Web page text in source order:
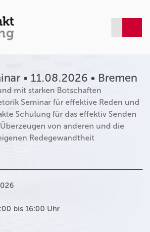
• 11.08.2026 • Bremen
mit starken Botschaften
Seminar für effektive Reden und
Schulung für das effektiv Senden
von anderen und die
Redegewandtheit
bis 16:00 Uhr